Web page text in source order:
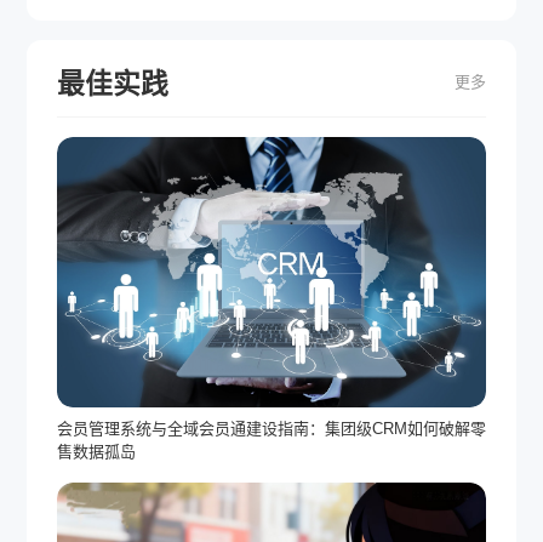
最佳实践 更多
会员管理系统与全域会员通建设指南：集团级CRM如何破解零
售数据孤岛